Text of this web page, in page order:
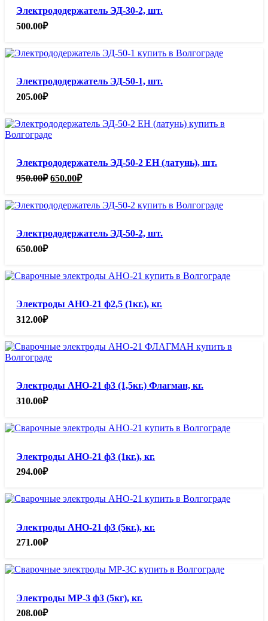
Электрододержатель ЭД-30-2, шт.
500.00₽
Электрододержатель ЭД-50-1, шт.
205.00₽
Электрододержатель ЭД-50-2 ЕН (латунь), шт.
950.00₽ Первоначальная
950.00₽.
650.00₽Текущая
650.00₽.
Электрододержатель ЭД-50-2, шт.
650.00₽
Электроды АНО-21 ф2,5 (1кг.), кг.
312.00₽
Электроды АНО-21 ф3 (1,5кг.) Флагман, кг.
310.00₽
Электроды АНО-21 ф3 (1кг.), кг.
294.00₽
Электроды АНО-21 ф3 (5кг.), кг.
271.00₽
Электроды МР-3 ф3 (5кг), кг.
208.00₽